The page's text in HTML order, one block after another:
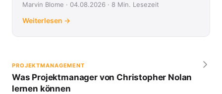
Marvin Blome · 04.08.2026 · 8 Min. Lesezeit
Weiterlesen →
PROJEKTMANAGEMENT
Was Projektmanager von Christopher Nolan
lernen können